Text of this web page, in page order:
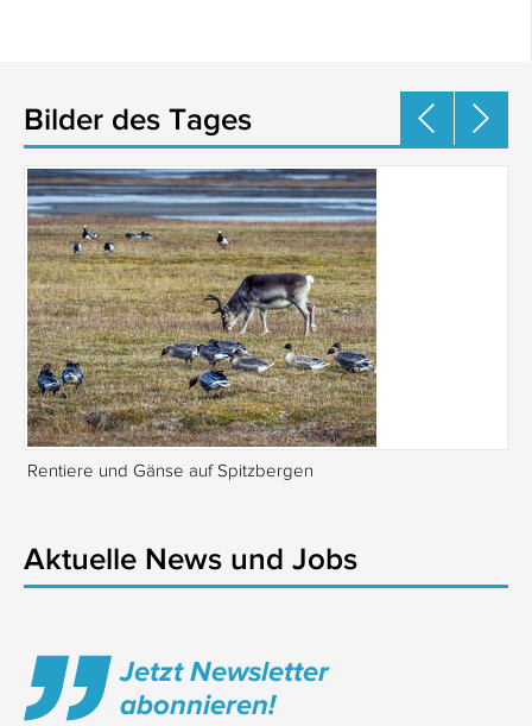
Bilder des Tages
Rentiere und Gänse auf Spitzbergen
Aktuelle News und Jobs
Jetzt Newsletter
abonnieren!